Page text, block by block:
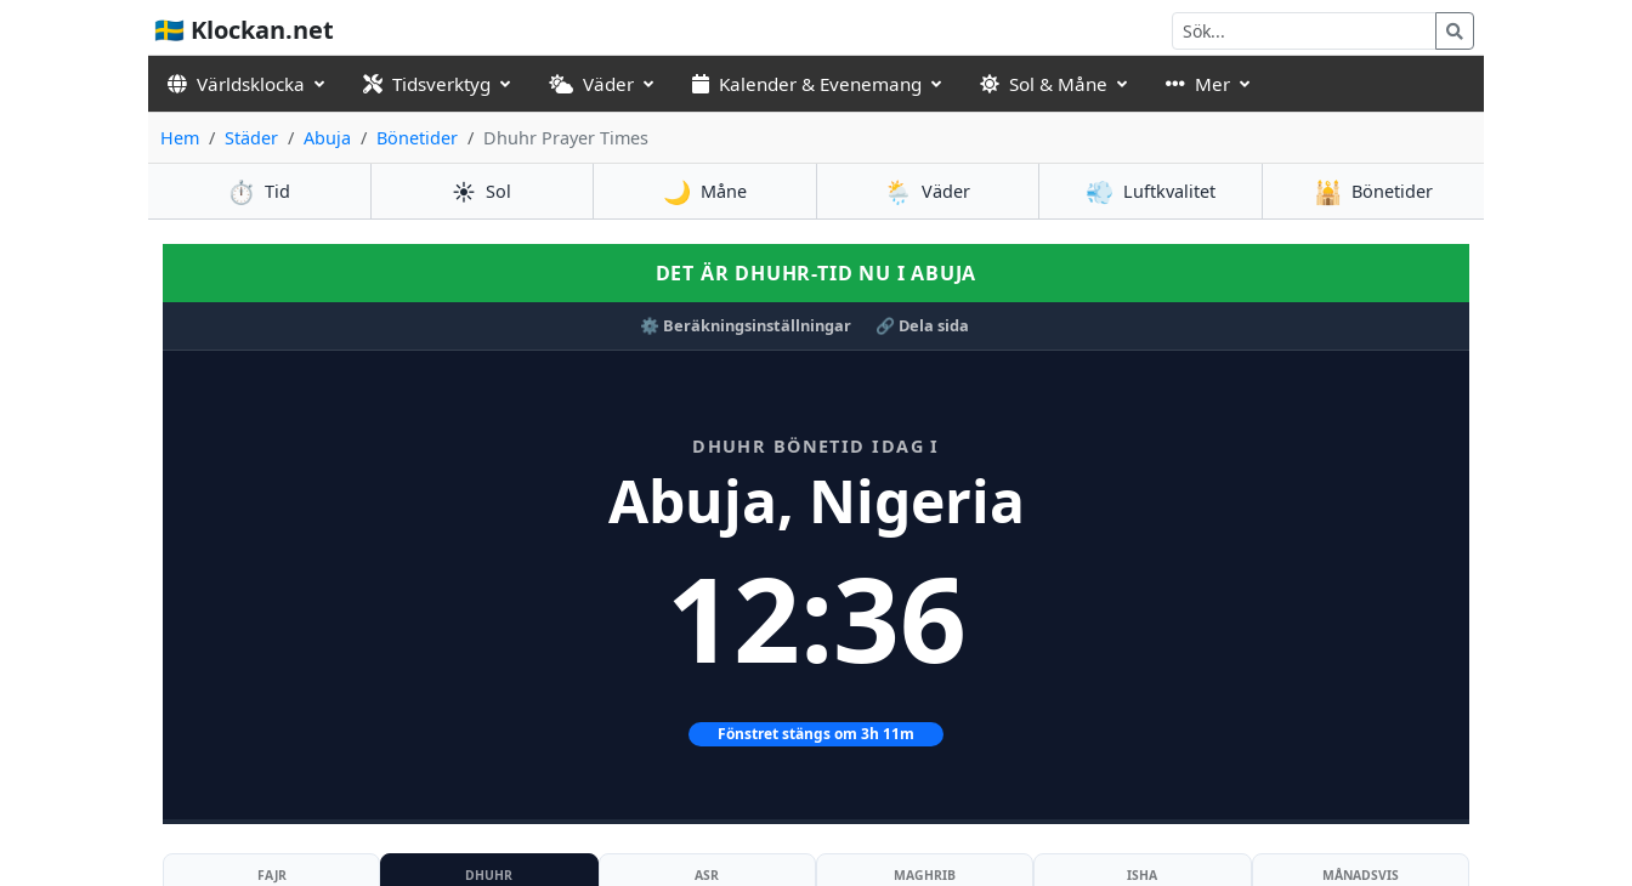
🇸🇪 Klockan.net
Världsklocka Tidsverktyg Väder Kalender & Evenemang Sol & Måne Mer
Hem Städer Abuja Bönetider Dhuhr Prayer Times
⏱️ Tid ☀️ Sol 🌙 Måne 🌦️ Väder 💨 Luftkvalitet 🕌 Bönetider
DET ÄR DHUHR-TID NU I ABUJA
⚙️ Beräkningsinställningar 🔗 Dela sida
DHUHR BÖNETID IDAG I
Abuja, Nigeria
12:36
Fönstret stängs om 3h 11m
FAJR DHUHR ASR MAGHRIB ISHA MÅNADSVIS